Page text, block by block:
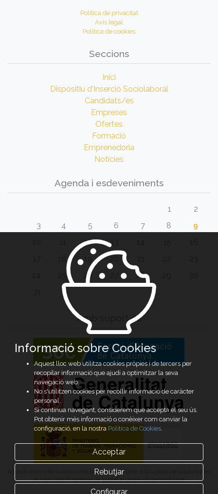
Política de privacitat
Avís legal
Política de cookies
Seccions
Inici
Dispositiu d'Inserció Sociolaboral
Candidats/es
Empreses
Ofertes
Formació
Emprenedoria
Notícies
Agenda i esdeveniments
1
2
3
4 5 6 7 8
9
12 13
20
26 28
Amb suport de
Aquesta acció està subvencionada pel Servei Públic d’Ocupació de Catalunya en
el marc dels Programes de suport al desenvolupament local
Informació sobre Cookies
Aquest lloc web utilitza cookies pròpies i de tercers per
recopilar informació que ajudi a optimitzar la seva
navegació web.
No s'utilitzen cookies per recollir informació de caràcter
personal.
Si continua navegant, considerem que accepta el seu ús.
Pot obtenir més informació o conèixer com canviar la
configuració, en la nostra Política de Cookies.
Acceptar
Rebutjar
Configurar